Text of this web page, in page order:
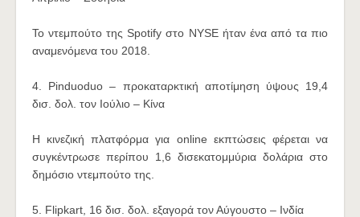
Το ντεμπούτο της Spotify στο NYSE ήταν ένα από τα πιο
αναμενόμενα του 2018.
4. Pinduoduo – προκαταρκτική αποτίμηση ύψους 19,4
δισ. δολ. τον Ιούλιο – Κίνα
Η κινεζική πλατφόρμα για online εκπτώσεις φέρεται να
συγκέντρωσε περίπου 1,6 δισεκατομμύρια δολάρια στο
δημόσιο ντεμπούτο της.
5. Flipkart, 16 δισ. δολ. εξαγορά τον Αύγουστο – Ινδία